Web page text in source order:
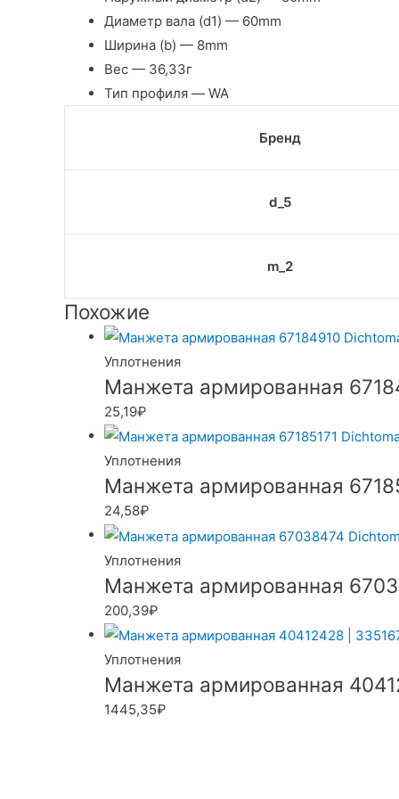
Диаметр вала (d1) — 60mm
Ширина (b) — 8mm
Вес — 36,33г
Тип профиля — WA
Бренд
d_5
m_2
Похожие
Уплотнения
Манжета армированная
25,19₽
Уплотнения
Манжета армированная
24,58₽
Уплотнения
Манжета армированная
200,39₽
Уплотнения
Манжета армированная
1445,35₽